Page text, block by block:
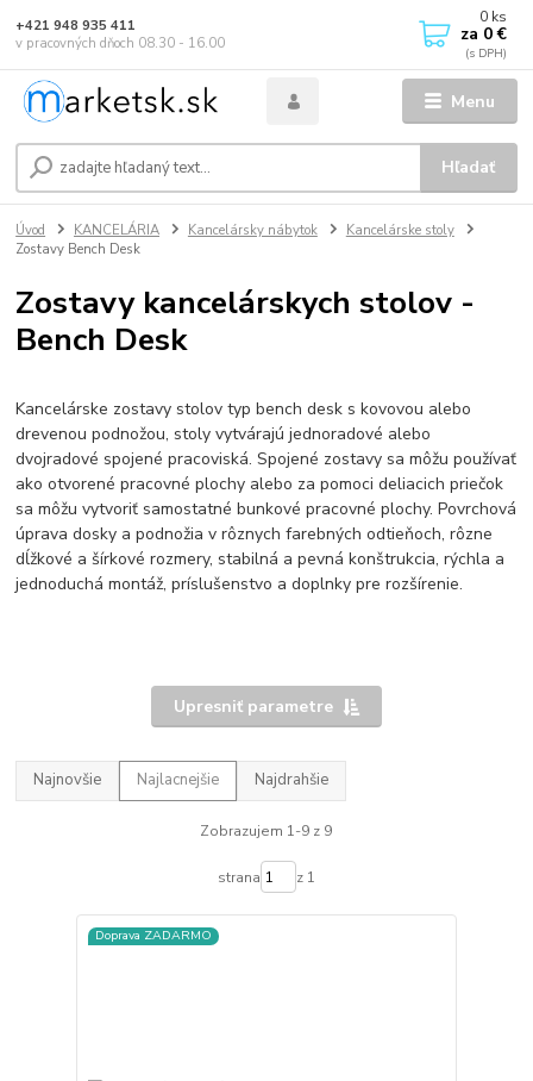
Menu
Hľadať
+421 948 935 411
v pracovných dňoch 08.30 - 16.00
0 ks
za 0 €
Úvod KANCELÁRIA Kancelársky nábytok
Kancelárske stoly
Zostavy Bench Desk
Zostavy kancelárskych stolov -
Bench Desk
Kancelárske zostavy stolov typ bench desk s kovovou alebo
drevenou podnožou, stoly vytvárajú jednoradové alebo
dvojradové spojené pracoviská. Spojené zostavy sa môžu používať
ako otvorené pracovné plochy alebo za pomoci deliacich priečok
sa môžu vytvoriť samostatné bunkové pracovné plochy. Povrchová
úprava dosky a podnožia v rôznych farebných odtieňoch, rôzne
dĺžkové a šírkové rozmery, stabilná a pevná konštrukcia, rýchla a
jednoduchá montáž, príslušenstvo a doplnky pre rozšírenie.
Upresniť parametre
Najnovšie Najlacnejšie Najdrahšie
Zobrazujem 1-9 z 9
strana z 1
Doprava ZADARMO